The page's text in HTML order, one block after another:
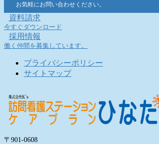
イ
ブ
お気軽にお問い合わせください。
資料請求
今すぐダウンロード
採用情報
働く仲間を募集しています。
プライバシーポリシー
サイトマップ
〒901-0608